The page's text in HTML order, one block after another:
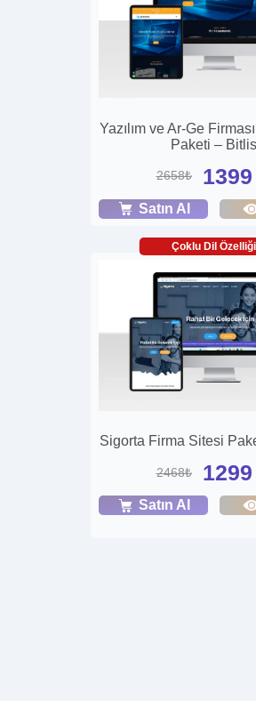
Yazılım ve Ar-Ge
Paketi – Bitlis
2658₺
Satın Al
Çoklu Dil Özelliği
Sigorta Firma Sitesi
2468₺
Satın Al